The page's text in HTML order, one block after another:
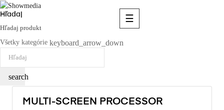
Hľadaj
Hľadaj produkt
Všetky kategórie keyboard_arrow_down
search
Toggle
navigation
☰
MULTI-SCREEN PROCESSOR